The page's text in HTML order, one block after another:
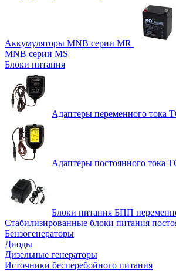
Аккумуляторы MNB серии MR
MNB серии MS
Блоки питания
Адаптеры переменного
Адаптеры постоянного тока
Блоки питания БПП
Стабилизированные блоки питания
Бензогенераторы
Диоды
Дизельные генераторы
Источники бесперебойного питания